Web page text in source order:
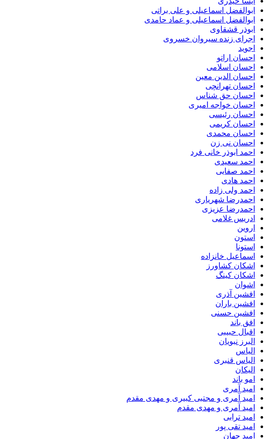
ابوالفضل اسماعیلی و علی براتی
ابوالفضل اسماعیلی و عماد حامدی
ابوذر قشقاوی
اجرای زنده سیروان خسروی
اجوید
احسان اراتو
احسان اسلامی
احسان الدین معین
احسان تهرانچی
احسان حق شناس
احسان خواجه امیری
احسان رئیسی
احسان کریمی
احسان محمدی
احسان نی زن
احمد ابوذر خانی فرد
احمد سعیدی
احمد صفایی
احمد هادی
احمد ولی زاده
احمدرضا شهریاری
احمدرضا عزیزی
ادریس غلامی
اروین
استون
استونا
اسماعیل خانزاده
اشکان کشاورز
اشکان کینگ
اشوان
افشین آذری
افشین باران
افشین حسنی
افق باند
اقبال حبیبی
البرز نبویان
الیاس
الیاس قنبرى
الیکان
امو باند
امید آمری
امید آمری و مجتبی کبیری و مهدى مقدم
امید آمری و مهدی مقدم
امید ترابی
امید تقی پور
امید جهان